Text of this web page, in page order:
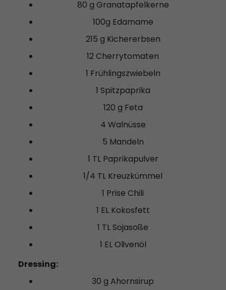
80 g Granatapfelkerne
100g Edamame
215 g Kichererbsen
12 Cherrytomaten
1 Frühlingszwiebeln
1 Spitzpaprika
120 g Feta
4 Walnüsse
5 Mandeln
1 TL Paprikapulver
1/4 TL Kreuzkümmel
1 Prise Chili
1 EL Kokosfett
1 TL Sojasoße
1 EL Olivenöl
Dressing:
30 g Ahornsirup